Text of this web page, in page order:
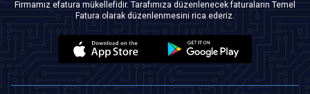
Firmamız efatura mükellefidir. Tarafımıza düzenlenecek faturaların Temel
Fatura olarak düzenlenmesini rica ederiz.